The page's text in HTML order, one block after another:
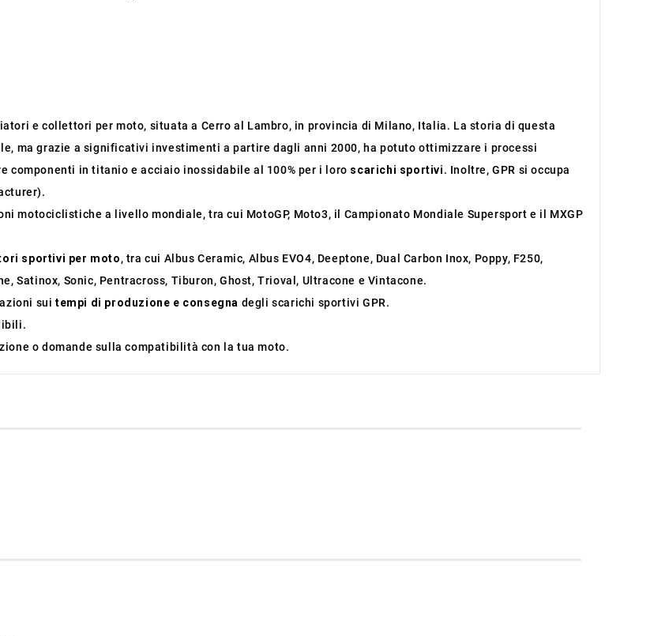
e collettori per moto, situata a Cerro al Lambro, in provincia di Milano, Italia. La storia di questa
ma grazie a significativi investimenti a partire dagli anni 2000, ha potuto ottimizzare i processi
componenti in titanio e acciaio inossidabile al 100% per i loro scarichi sportivi. Inoltre, GPR si occupa
motociclistiche a livello mondiale, tra cui MotoGP, Moto3, il Campionato Mondiale Supersport e il MXGP
sportivi per moto, tra cui Albus Ceramic, Albus EVO4, Deeptone, Dual Carbon Inox, Poppy, F250,
Satinox, Sonic, Pentracross, Tiburon, Ghost, Trioval, Ultracone e Vintacone.
sui tempi di produzione e consegna degli scarichi sportivi GPR.
o domande sulla compatibilità con la tua moto.